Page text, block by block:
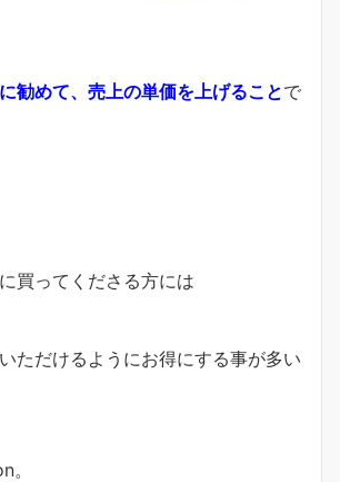
勧めて、売上の単価を上げることで
買ってくださる方には
ただけるようにお得にする事が多い
。